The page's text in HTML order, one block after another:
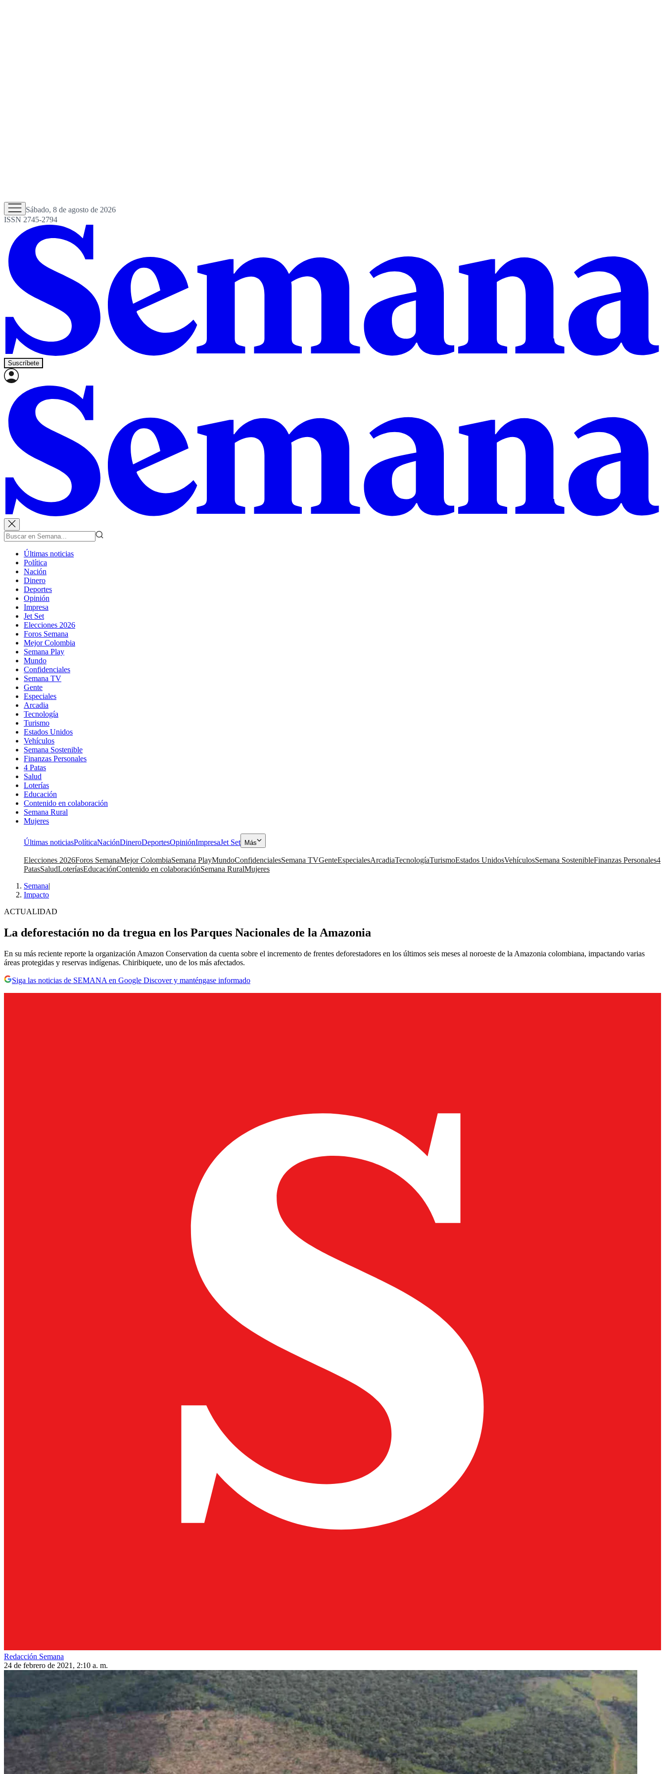
Sábado, 8 de agosto de 2026
ISSN 2745-2794
Suscríbete
Últimas noticias
Política
Nación
Dinero
Deportes
Opinión
Impresa
Jet Set
Elecciones 2026
Foros Semana
Mejor Colombia
Semana Play
Mundo
Confidenciales
Semana TV
Gente
Especiales
Arcadia
Tecnología
Turismo
Estados Unidos
Vehículos
Semana Sostenible
Finanzas Personales
4 Patas
Salud
Loterías
Educación
Contenido en colaboración
Semana Rural
Mujeres
Últimas noticiasPolíticaNaciónDineroDeportesOpiniónImpresaJet Set Más
Elecciones 2026Foros SemanaMejor ColombiaSemana PlayMundoConfidencialesSemana TVGenteEspecialesArcadiaTecnologíaTurismoEstados UnidosVehículosSemana SostenibleFinanzas Personales4
PatasSaludLoteríasEducaciónContenido en colaboraciónSemana RuralMujeres
Semana|
Impacto
ACTUALIDAD
La deforestación no da tregua en los Parques Nacionales de la Amazonia
En su más reciente reporte la organización Amazon Conservation da cuenta sobre el incremento de frentes deforestadores en los últimos seis meses al noroeste de la Amazonia colombiana, impactando varias
áreas protegidas y reservas indígenas. Chiribiquete, uno de los más afectados.
Siga las noticias de SEMANA en Google Discover y manténgase informado
Redacción Semana
24 de febrero de 2021, 2:10 a. m.